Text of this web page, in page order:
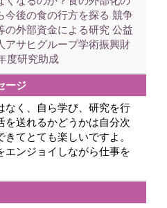
今後の食の行方を探る 競争
の外部資金による研究 公益
アサヒグループ学術振興財
度研究助成
ージ
なく、自ら学び、研究を行
を送れるかどうかは自分次
てとても楽しいですよ。
エンジョイしながら仕事を